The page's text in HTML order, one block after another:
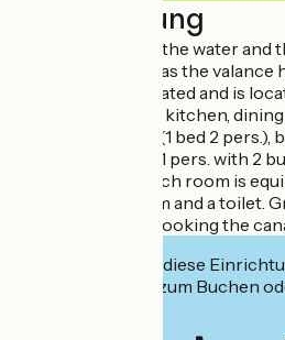
Beschreibung
Located between the water and
cottage's group was the valance
completely renovated and is
verte._ DRC/floor: kitchen,
pers.), 1 bedroom (1 bed 2
bedroom (3 beds 1 pers. with 2
(2 beds 1 pers.). Each room is
room or bathroom and a toilet.
with terrace overlooking the
Interessiert Sie diese
deren Website zum Buchen